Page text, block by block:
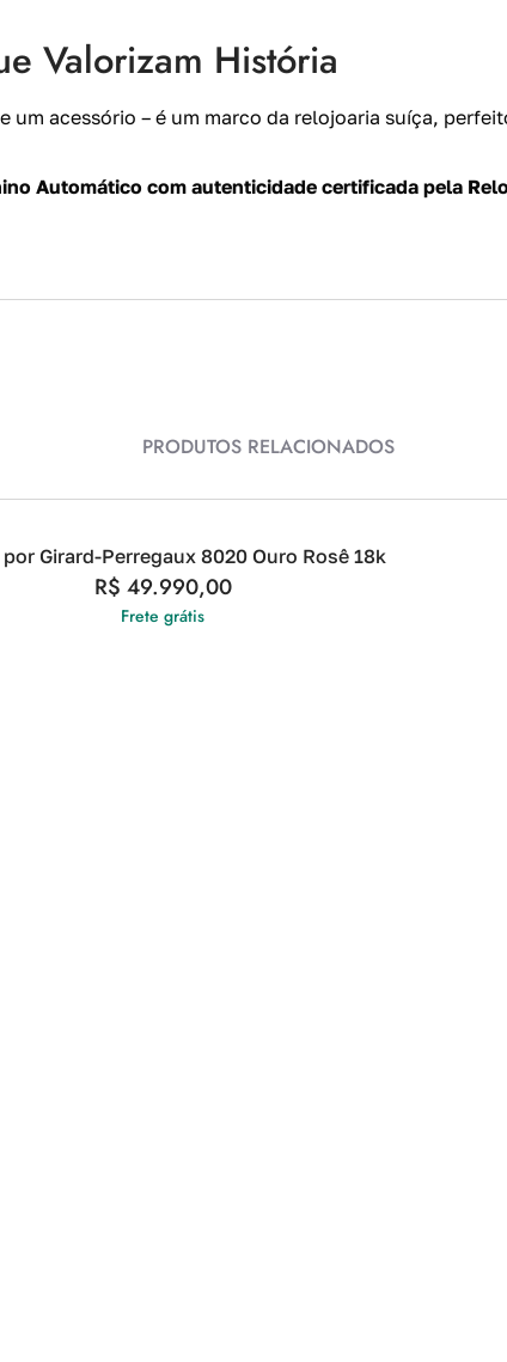
Valorizam História
um acessório – é um marco da relojoaria suíça,
Automático com autenticidade certificada pela
PRODUTOS RELACIONADOS
Girard-Perregaux 8020 Ouro Rosê 18k
R$ 49.990,00
Frete grátis